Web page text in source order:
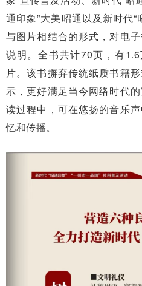
通印象”大美昭通以及新时代
与图片相结合的形式，对电
说明。全书共计70页，有
片。该书摒弃传统纸质书籍
示，更好满足当今网络时代
读过程中，可在悠扬的音乐
忆和传播。